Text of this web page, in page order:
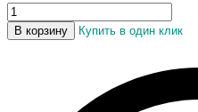
Количество
товара
Крем
В корзину Купить в один клик